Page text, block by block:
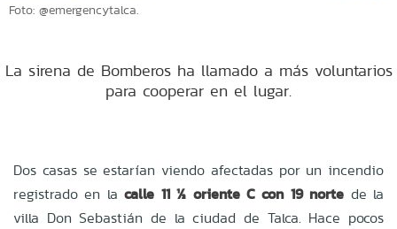
Foto: @emergencytalca.
La sirena de Bomberos ha llamado a más voluntarios
para cooperar en el lugar.
Dos casas se estarían viendo afectadas por un incendio
registrado en lacalle 11 ½ oriente C con 19 norte de la
villa Don Sebastián de la ciudad de Talca. Hace pocos